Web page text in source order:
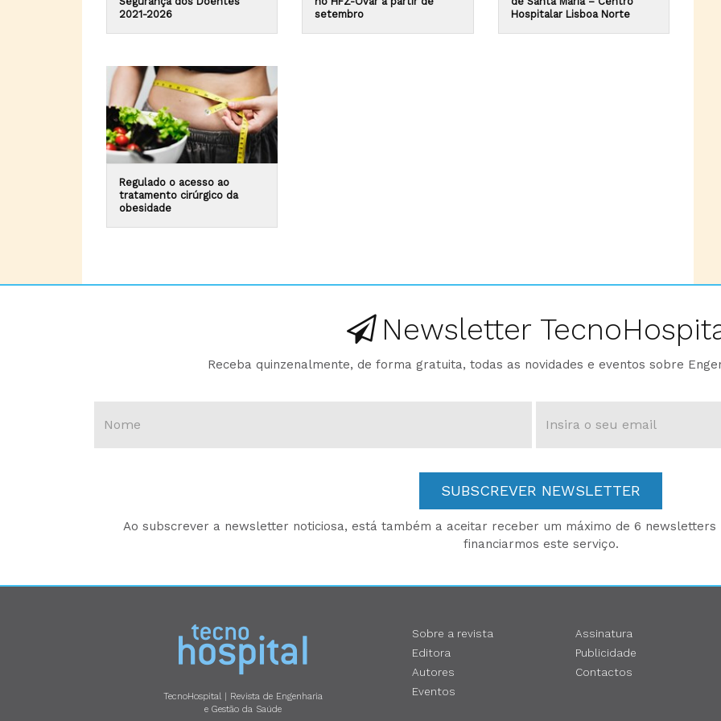
2021-2026
setembro
Hospitalar Lisboa Norte
Regulado o acesso ao
tratamento cirúrgico da
obesidade
Newsletter
Receba quinzenalmente, de forma gratuita, todas as novidades e eventos sobre
SUBSCREVER NEWSLETTER
Ao subscrever a newsletter noticiosa, está também a aceitar receber um máximo de 6
financiarmos este serviço.
TecnoHospital | Revista de Engenharia
e Gestão da Saúde
Sobre a revista
Editora
Autores
Eventos
Assinatura
Publicidade
Contactos